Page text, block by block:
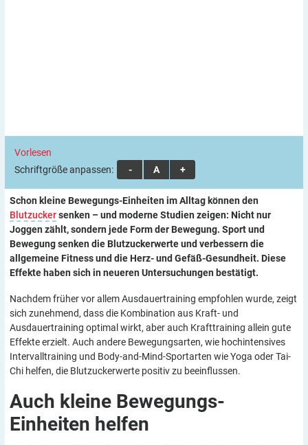
Vorlesen
Schriftgröße anpassen:
A A A
Schon kleine Bewegungs-Einheiten im Alltag können den
Blutzuckersenken – und moderne Studien zeigen: Nicht nur
Joggen zählt, sondern jede Form der Bewegung. Sport und
Bewegung senken die Blutzuckerwerte und verbessern die
allgemeine Fitness und die Herz- und Gefäß-Gesundheit. Diese
Effekte haben sich in neueren Untersuchungen bestätigt.
Nachdem früher vor allem Ausdauertraining empfohlen wurde, zeigt
sich zunehmend, dass die Kombination aus Kraft- und
Ausdauertraining optimal wirkt, aber auch Krafttraining allein gute
Effekte erzielt. Auch andere Bewegungsarten, wie hochintensives
Intervalltraining und Body-and-Mind-Sportarten wie Yoga oder Tai-
Chi helfen, die Blutzuckerwerte positiv zu beeinflussen.
Auch kleine Bewegungs-
Einheiten helfen